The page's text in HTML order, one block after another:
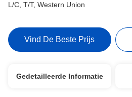
L/C, T/T, Western Union
Vind De Beste Prijs
Gedetailleerde Informatie